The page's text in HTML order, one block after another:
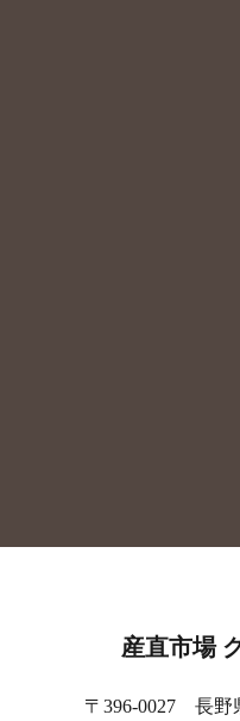
産直市場
〒396-0027 長野